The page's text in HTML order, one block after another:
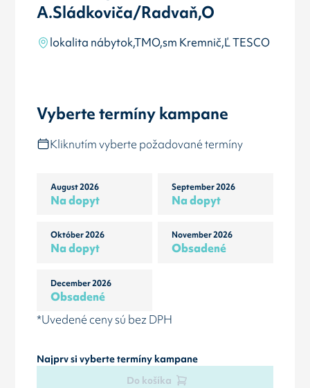
A.Sládkoviča/Radvaň,O
lokalita nábytok,TMO,sm Kremnič,Ľ TESCO
Vyberte termíny kampane
Kliknutím vyberte požadované termíny
August 2026
Na dopyt
September 2026
Na dopyt
Október 2026
Na dopyt
November 2026
Obsadené
December 2026
Obsadené
*Uvedené ceny sú bez DPH
Najprv si vyberte termíny kampane
Do košíka